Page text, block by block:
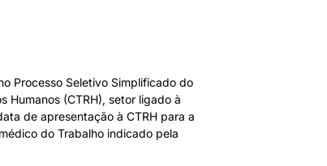
Processo Seletivo Simplificado do
Humanos (CTRH), setor ligado à
de apresentação à CTRH para a
do Trabalho indicado pela